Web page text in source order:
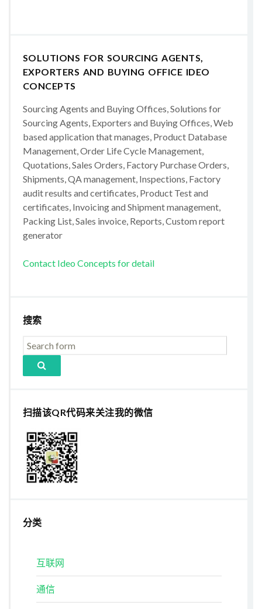
SOLUTIONS FOR SOURCING AGENTS,
EXPORTERS AND BUYING OFFICE IDEO
CONCEPTS
Sourcing Agents and Buying Offices, Solutions for
Sourcing Agents, Exporters and Buying Offices, Web
based application that manages, Product Database
Management, Order Life Cycle Management,
Quotations, Sales Orders, Factory Purchase Orders,
Shipments, QA management, Inspections, Factory
audit results and certificates, Product Test and
certificates, Invoicing and Shipment management,
Packing List, Sales invoice, Reports, Custom report
generator
Contact Ideo Concepts for detail
搜索
扫描该QR代码来关注我的微信
分类
互联网
通信